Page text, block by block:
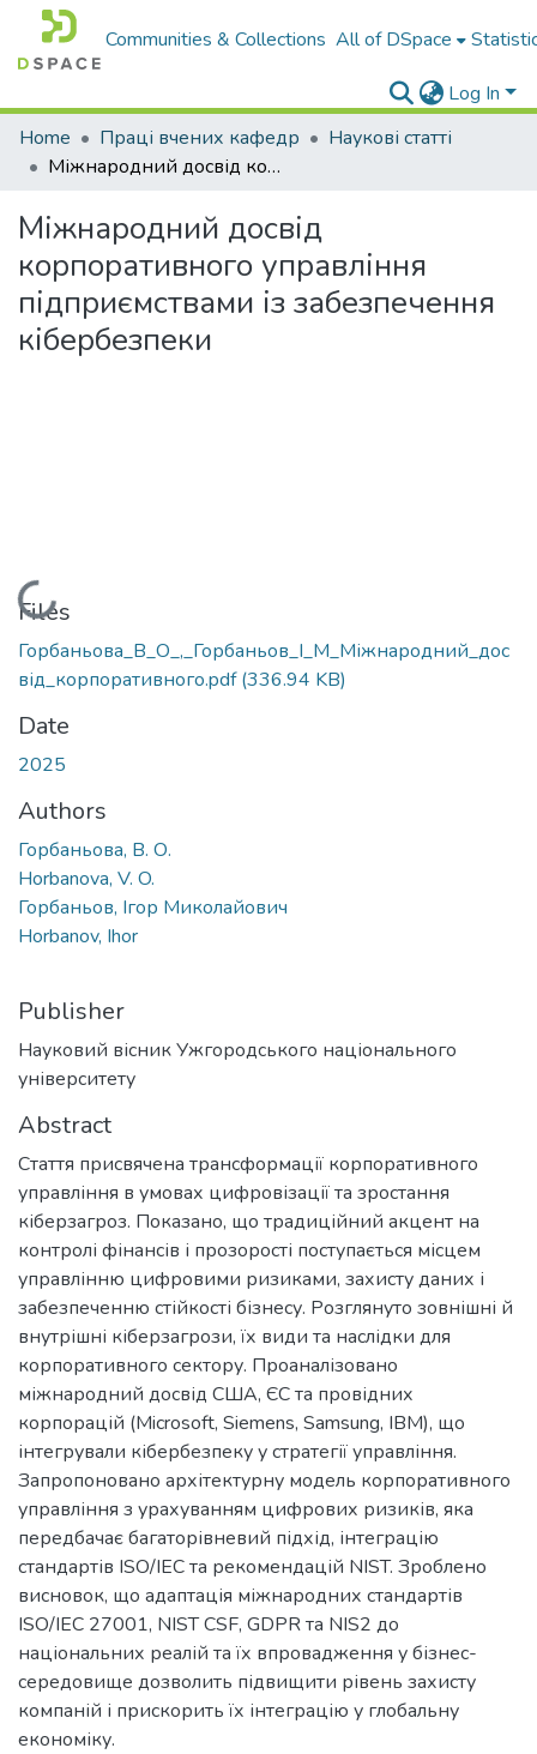
Communities & Collections All of DSpace
Log In
Home
Праці вчених кафедр
Наукові статті
Міжнародний досвід корпоративного управління підприємствами із забезпечення кібербезпеки
Міжнародний досвід
корпоративного управління
підприємствами із забезпечення
кібербезпеки
Loading...
Files
Горбаньова_В_О_,_Горбаньов_І_М_Міжнародний_дос
від_корпоративного.pdf(336.94 KB)
Date
2025
Authors
Горбаньова, В. О.
Horbanova, V. O.
Горбаньов, Ігор Миколайович
Horbanov, Ihor
Publisher
Науковий вісник Ужгородського національного
університету
Abstract
Стаття присвячена трансформації корпоративного
управління в умовах цифровізації та зростання
кіберзагроз. Показано, що традиційний акцент на
контролі фінансів і прозорості поступається місцем
управлінню цифровими ризиками, захисту даних і
забезпеченню стійкості бізнесу. Розглянуто зовнішні й
внутрішні кіберзагрози, їх види та наслідки для
корпоративного сектору. Проаналізовано
міжнародний досвід США, ЄС та провідних
корпорацій (Microsoft, Siemens, Samsung, IBM), що
інтегрували кібербезпеку у стратегії управління.
Запропоновано архітектурну модель корпоративного
управління з урахуванням цифрових ризиків, яка
передбачає багаторівневий підхід, інтеграцію
стандартів ISO/IEC та рекомендацій NIST. Зроблено
висновок, що адаптація міжнародних стандартів
ISO/IEC 27001, NIST CSF, GDPR та NIS2 до
національних реалій та їх впровадження у бізнес-
середовище дозволить підвищити рівень захисту
компаній і прискорить їх інтеграцію у глобальну
економіку.